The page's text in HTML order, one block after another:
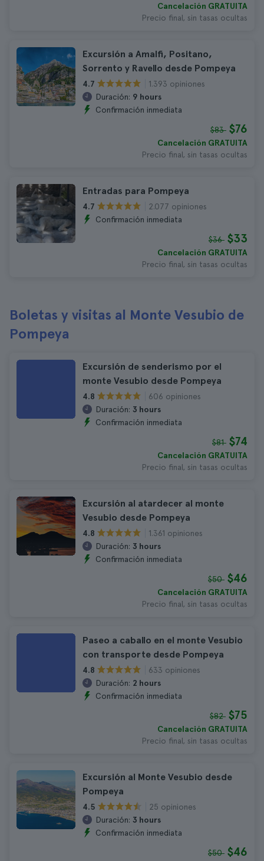
Cancelación GRATUITA
Precio final, sin tasas ocultas
Excursión a Amalfi, Positano,
Sorrento y Ravello desde Pompeya
4.7
1.393 opiniones
Duración: 9 hours
Confirmación inmediata
$83 $76
Cancelación GRATUITA
Precio final, sin tasas ocultas
Entradas para Pompeya
4.7
2.077 opiniones
Confirmación inmediata
$36 $33
Cancelación GRATUITA
Precio final, sin tasas ocultas
Boletas y visitas al Monte Vesubio de
Pompeya
Excursión de senderismo por el
monte Vesubio desde Pompeya
4.8
606 opiniones
Duración: 3 hours
Confirmación inmediata
$81 $74
Cancelación GRATUITA
Precio final, sin tasas ocultas
Excursión al atardecer al monte
Vesubio desde Pompeya
4.8
1.361 opiniones
Duración: 3 hours
Confirmación inmediata
$50 $46
Cancelación GRATUITA
Precio final, sin tasas ocultas
Paseo a caballo en el monte Vesubio
con transporte desde Pompeya
4.8
633 opiniones
Duración: 2 hours
Confirmación inmediata
$82 $75
Cancelación GRATUITA
Precio final, sin tasas ocultas
Excursión al Monte Vesubio desde
Pompeya
4.5
25 opiniones
Duración: 3 hours
Confirmación inmediata
$50 $46